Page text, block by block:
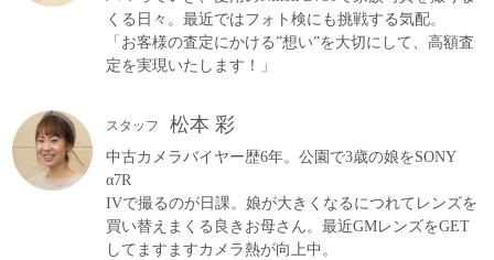
くる日々。最近ではフォト検にも挑戦する気配。
「お客様の査定にかける”想い”を大切にして、高額査
定を実現いたします！」
スタッフ 松本 彩
中古カメラバイヤー歴6年。公園で3歳の娘をSONY
α7R
IVで撮るのが日課。娘が大きくなるにつれてレンズを
買い替えまくる良きお母さん。最近GMレンズをGET
してますますカメラ熱が向上中。